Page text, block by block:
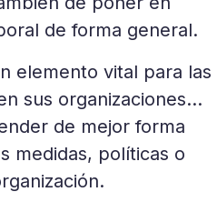
de forma general.
elemento vital para las
sus organizaciones...
de mejor forma
medidas, políticas o